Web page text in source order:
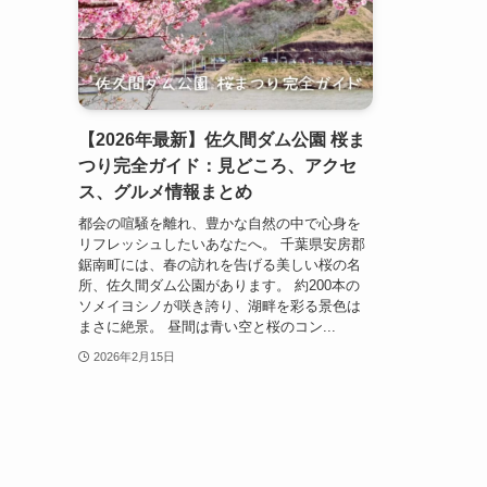
【2026年最新】佐久間ダム公園 桜ま
つり完全ガイド：見どころ、アクセ
ス、グルメ情報まとめ
都会の喧騒を離れ、豊かな自然の中で心身を
リフレッシュしたいあなたへ。 千葉県安房郡
鋸南町には、春の訪れを告げる美しい桜の名
所、佐久間ダム公園があります。 約200本の
ソメイヨシノが咲き誇り、湖畔を彩る景色は
まさに絶景。 昼間は青い空と桜のコン...
2026年2月15日